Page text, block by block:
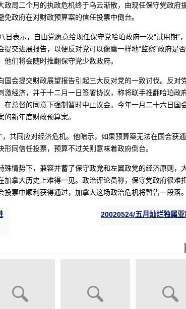
局二个月的执政危机终于乌云渐散，由现任保守党政府
政府在对财政预算案的信任投票中倒台。
表示，自由党愿意给现任保守党哈珀政府一次“试用期”
交进展报告，以便反对党可以像鹰一样地“监察”政府是
们将会随时推翻保守党少数政府。
会提交财政展望报告引起三大反对党的一致讨伐。反对
经济，并于十二月一日签署协议，称将联手推翻哈珀政
总督的同意下强制暂时中止议会。今年一月二十六日国
新年度财政预算案。
共同应对经济危机。他暗示，如果预算案无法在国会获通
同信任投票，预算不过关则意味着政府倒台。
情势下，兼容并蓄了保守政党和左翼政党的经济原则，
拿大历史上难得一见。政治评论员称，保守党政府很难
票中顺利获得通过，加拿大这场政治危机将暂告一段落。
20020524/五月灿烂独属亚